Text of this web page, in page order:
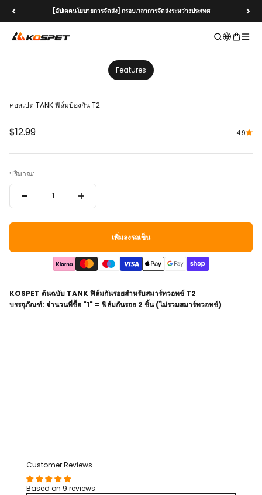
[อัปเดตนโยบายการจัดส่ง] กรอบเวลาการจัดส่งระหว่างประเทศ
KOSPET Smartwatch Online Shop เปิดการค้นหา
เปิดรถเข็น
เปิดเ
Features
คอสเปต TANKฟิล์มป้องกัน T2
ราคาขาย
$12.99 4.9
ปริมาณ:
เพิ่มลงรถเข็น
KOSPET ต้นฉบับ TANKฟิล์มกันรอยสำหรับสมาร์ทวอทช์ T2
บรรจุภัณฑ์: จำนวนที่ซื้อ "1" = ฟิล์มกันรอย 2 ชิ้น (ไม่รวมสมาร์ทวอทช์)
Customer Reviews
Based on 9 reviews